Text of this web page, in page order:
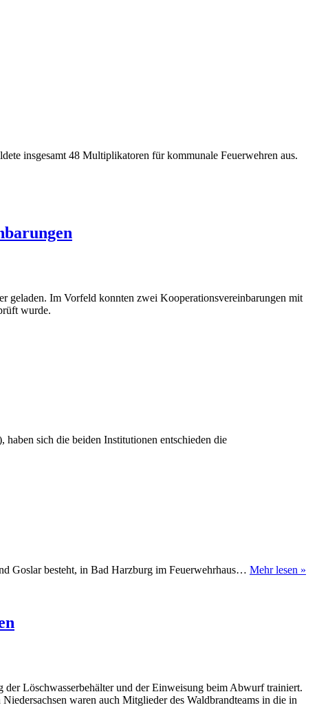
insgesamt 48 Multiplikatoren für kommunale Feuerwehren aus.
geladen. Im Vorfeld konnten zwei Kooperationsvereinbarungen mit
wurde.
sich die beiden Institutionen entschieden die
Goslar besteht, in Bad Harzburg im Feuerwehrhaus… Mehr lesen »
Löschwasserbehälter und der Einweisung beim Abwurf trainiert.
waren auch Mitglieder des Waldbrandteams in die in